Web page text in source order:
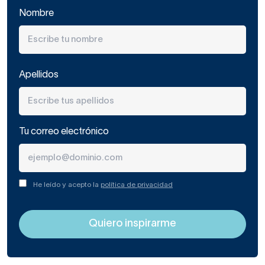
Para identificar que estamos ante una jabonera de baño de
diseño cuidado,te damos estas pistas:
más duraderos.
Irá acorde a las últimas tendencias:
latón, acero negro mate, mármol veteado, granito,
de líneas rectas o irregulares, colores llamativos,
estampados…
contemporáneo. O bien replicará las jaboneras
Nombre
Apellidos
Tu correo electrónico
He leído y acepto la política de privacidad